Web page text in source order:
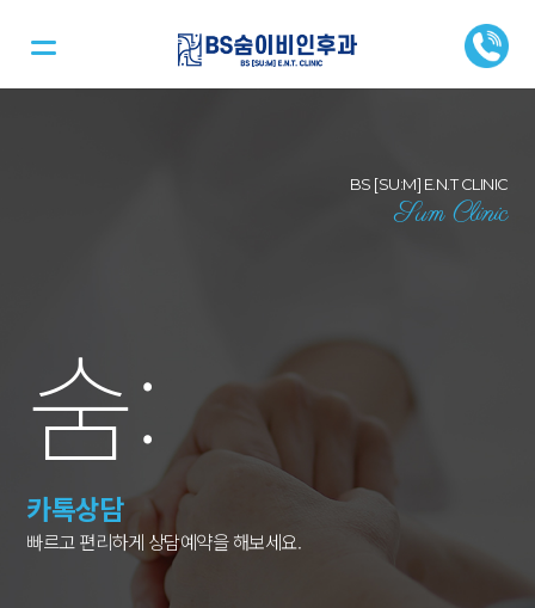
BS [SU:M] E.N.T CLINIC
Sum Clinic
숨:
카톡상담
빠르고 편리하게 상담예약을 해보세요.